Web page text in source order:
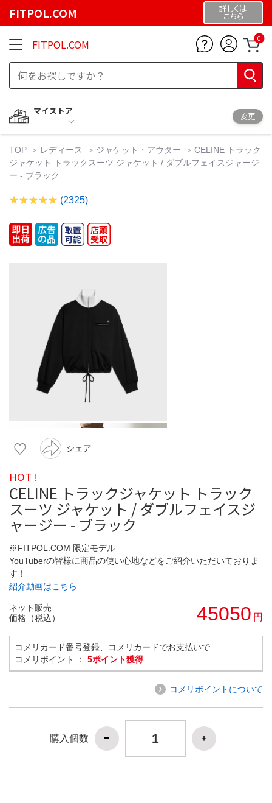
FITPOL.COM 詳しくは
こちら
FITPOL.COM 0
マイストア
変更
TOP レディース ジャケット・アウター
CELINE トラック
ジャケット トラックスーツ ジャケット / ダブルフェイスジャージ
ー - ブラック
(2325)
シェア
HOT !
CELINE トラックジャケット トラック
スーツ ジャケット / ダブルフェイスジ
ャージー - ブラック
※FITPOL.COM 限定モデル
YouTuberの皆様に商品の使い心地などをご紹介いただいておりま
す！
紹介動画はこちら
ネット販売
価格（税込）
45050 円
コメリカード番号登録、コメリカードでお支払いで
コメリポイント ： 5ポイント獲得
コメリポイントについて
購入個数